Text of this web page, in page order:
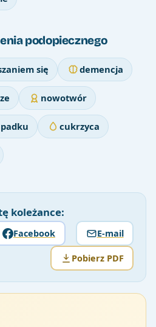
podopiecznego
się demencja
nowotwór
cukrzyca
koleżance:
Facebook E-mail
Pobierz PDF